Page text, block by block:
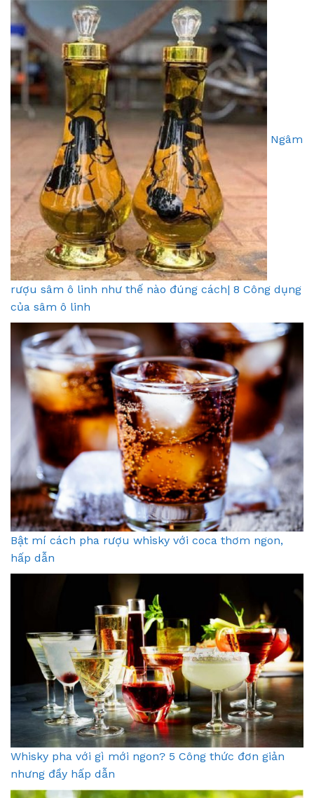
Ngâm
rượu sâm ô linh như thế nào đúng cách| 8 Công dụng
của sâm ô linh
Bật mí cách pha rượu whisky với coca thơm ngon,
hấp dẫn
Whisky pha với gì mới ngon? 5 Công thức đơn giản
nhưng đầy hấp dẫn